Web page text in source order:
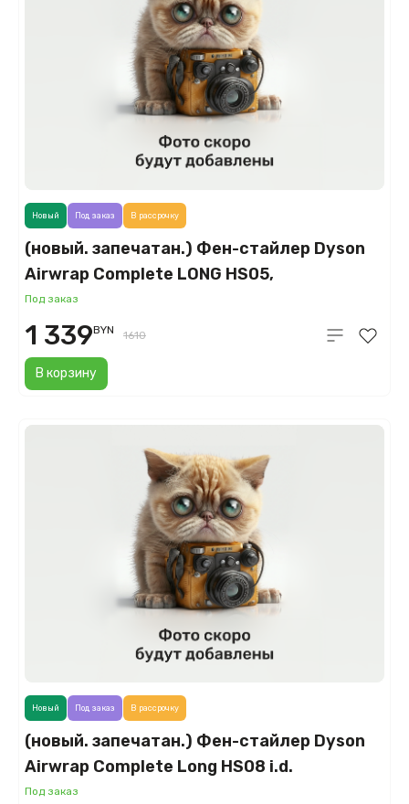
(новый. запечатан.) Фен-стайлер Dyson
Airwrap Complete LONG HS05,
керамическая патина/топаз (Ceramic
Pop)
Под заказ
В корзину
Новый Под заказ В рассрочку
1 339BYN 1610
(новый. запечатан.) Фен-стайлер Dyson
Airwrap Complete Long HS08 i.d.
керамическая патина/топаз (Ceramic
Под заказ
Новый Под заказ В рассрочку